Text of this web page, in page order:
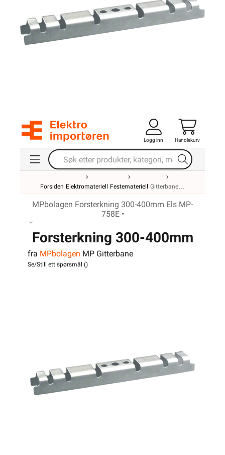
Logg inn Handlekurv
Forsiden Elektromateriell Festemateriell Gitterbane
MPbolagen Forsterkning 300-400mm Els MP-
758E •
Forsterkning 300-400mm
Els MP-758E
fra MPbolagen MP Gitterbane
Se/Still ett spørsmål ()